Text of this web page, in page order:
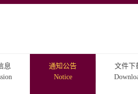
息
通知公告
Notice
文件下